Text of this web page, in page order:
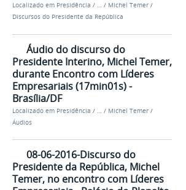
Localizado em Presidência / … / Michel Temer /
Discursos do Presidente da República
Áudio do discurso do
Presidente Interino, Michel Temer,
durante Encontro com Líderes
Empresariais (17min01s) -
Brasília/DF
Localizado em Presidência / / Michel Temer /
Áudios
08-06-2016-Discurso do
Presidente da República, Michel
Temer, no encontro com Líderes